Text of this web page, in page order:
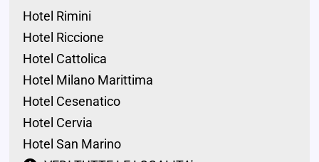
Hotel Rimini
Hotel Riccione
Hotel Cattolica
Hotel Milano Marittima
Hotel Cesenatico
Hotel Cervia
Hotel San Marino